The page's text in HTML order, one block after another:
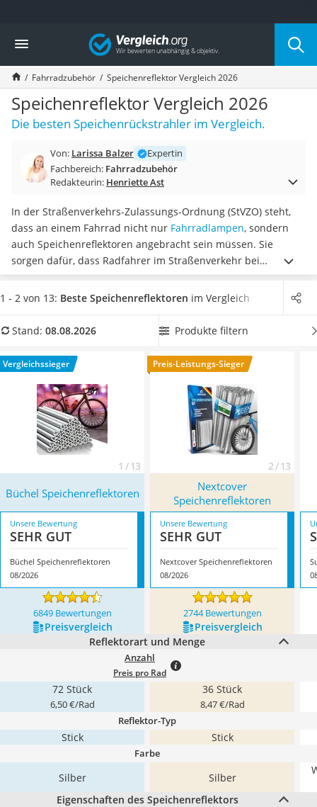
Die beliebtesten Vergleiche nach Kategorie
Freizeit & Sport
Gartentrampolin
Trampolin
Metalldetektor
Eufab-Fahrradträger
Trampolin 366 cm
Aluminium-Koffer
Futterboot
E-Bike-Dreirad
Trekkingschuhe Herren
Reisetasche mit Rollen
Klimmzugstation
Koffer
Nachtsichtgerät
Handgepäck-Koffer
Wanderschuhe Herren
Sicherheitsweste Reiten
Vergleich
Fahrradzubehör Speichenreflektor Vergleich 2026
Speichenreflektor Vergleich 2026
Die besten Speichenrückstrahler im Vergleich.
Von: Larissa Balzer
Expertin
Fachbereich: Fahrradzubehör
Redakteurin: Henriette Ast
In der Straßenverkehrs-Zulassungs-Ordnung (StVZO) steht,
dass an einem Fahrrad nicht nur Fahrradlampen, sondern
auch Speichenreflektoren angebracht sein müssen. Sie
sorgen dafür, dass Radfahrer im Straßenverkehr bei
Dunkelheitvon der Seite gut wahrgenommen werden– was
übrigens etliche Fahrrad-Test-Seiten im Internet bestätigen.
Sie auchsicher durch eine Polizeikontrolle kommen
Zulassung aus unserer Vergleichstabelle. Überzeugt hat uns
hier im August 2026 besonders das ModellBüchel
Speichenreflektoren* mit seinen Eigenschaften.
1 - 2 von 13: Beste Speichenreflektoren im Vergleich
Stand: 08.08.2026 Produkte filtern
Vergleichssieger
1 / 13
Preis-Leistungs-Sieger
2 / 13
Büchel Speichenreflektoren
Nextcover
Speichenreflektoren
Unsere Bewertung
SEHR GUT
Büchel Speichenreflektoren
08/2026
Unsere Bewertung
SEHR GUT
Nextcover Speichenreflektoren
08/2026
6849 Bewertungen 2744 Bewertungen
Preis­vergleich
Preis­vergleich
Reflektorart und Menge
Anzahl
Preis pro Rad
72 Stück
6,50 €/Rad
36 Stück
8,47 €/Rad
Reflektor-Typ
Stick Stick
Farbe
Silber Silber
Eigenschaften des Speichenreflektors